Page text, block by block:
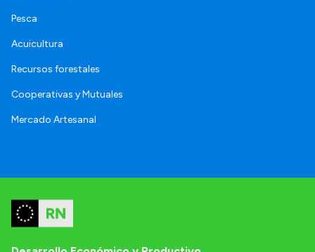
Pesca
Acuicultura
Recursos forestales
Cooperativas y Mutuales
Mercado Artesanal